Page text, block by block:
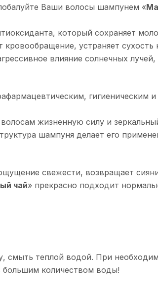
Ваши волосы шампунем «
который сохраняет
устраняет
влияние солнечных
гигиеническим
жизненную силу и
шампуня делает его
свежести, возвращает
чай» прекрасно подходит
теплой водой. При
большим количеством воды!